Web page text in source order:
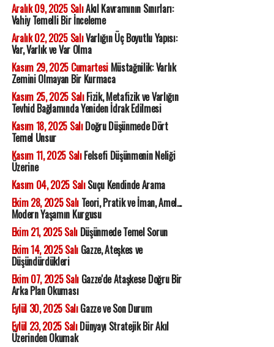
Aralık 09, 2025 SalıAkıl Kavramının Sınırları:
Vahiy Temelli Bir İnceleme
Aralık 02, 2025 SalıVarlığın Üç Boyutlu Yapısı:
Var, Varlık ve Var Olma
Kasım 29, 2025 CumartesiMüstağnilik: Varlık
Zemini Olmayan Bir Kurmaca
Kasım 25, 2025 SalıFizik, Metafizik ve Varlığın
Tevhid Bağlamında Yeniden İdrak Edilmesi
Kasım 18, 2025 SalıDoğru Düşünmede Dört
Temel Unsur
Kasım 11, 2025 SalıFelsefi Düşünmenin Neliği
Üzerine
Kasım 04, 2025 SalıSuçu Kendinde Arama
Ekim 28, 2025 SalıTeori, Pratik ve İman, Amel...
Modern Yaşamın Kurgusu
Ekim 21, 2025 SalıDüşünmede Temel Sorun
Ekim 14, 2025 SalıGazze, Ateşkes ve
Düşündürdükleri
Ekim 07, 2025 SalıGazze'de Ataşkese Doğru Bir
Arka Plan Okuması
Eylül 30, 2025 SalıGazze ve Son Durum
Eylül 23, 2025 SalıDünyayı Stratejik Bir Akıl
Üzerinden Okumak